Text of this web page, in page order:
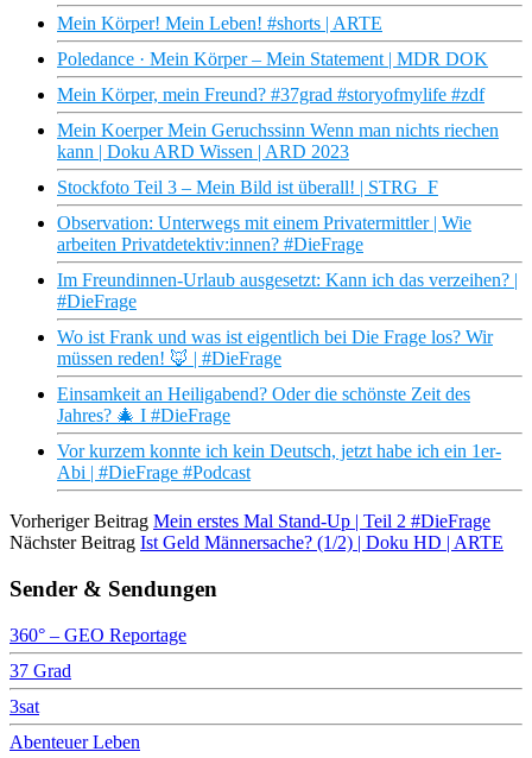
Mein Körper! Mein Leben! #shorts | ARTE
Poledance · Mein Körper – Mein Statement | MDR DOK
Mein Körper, mein Freund? #37grad #storyofmylife #zdf
Mein Koerper Mein Geruchssinn Wenn man nichts riechen
kann | Doku ARD Wissen | ARD 2023
Stockfoto Teil 3 – Mein Bild ist überall! | STRG_F
Observation: Unterwegs mit einem Privatermittler | Wie
arbeiten Privatdetektiv:innen? #DieFrage
Im Freundinnen-Urlaub ausgesetzt: Kann ich das verzeihen? |
#DieFrage
Wo ist Frank und was ist eigentlich bei Die Frage los? Wir
müssen reden! 🦊 | #DieFrage
Einsamkeit an Heiligabend? Oder die schönste Zeit des
Jahres? 🎄 I #DieFrage
Vor kurzem konnte ich kein Deutsch, jetzt habe ich ein 1er-
Abi | #DieFrage #Podcast
Vorheriger Beitrag Mein erstes Mal Stand-Up | Teil 2 #DieFrage
Nächster Beitrag Ist Geld Männersache? (1/2) | Doku HD | ARTE
Sender & Sendungen
360° – GEO Reportage
37 Grad
3sat
Abenteuer Leben